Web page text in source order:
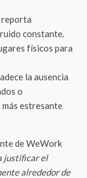
reporta
constante.
físicos para
la ausencia
o
más estresante
de WeWork
justificar el
alrededor de